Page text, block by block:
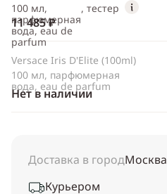
100 мл,
парфюмерная
вода, eau de
parfum
, тестер
11 485 ₽
Versace Iris D'Elite (100ml)
100 мл, парфюмерная
вода, eau de parfum
Нет в наличии
Доставка в городМосква
Курьером